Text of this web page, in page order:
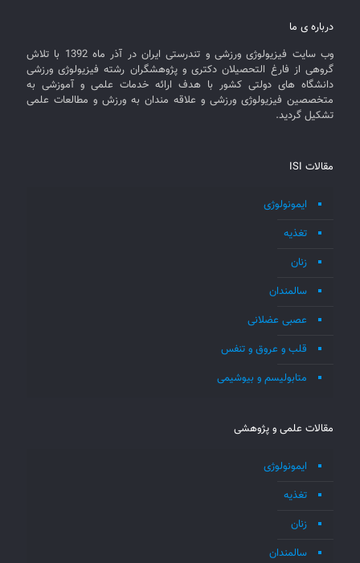
درباره ی ما
وب سایت فیزیولوژی ورزشی و تندرستی ایران در آذر ماه 1392 با تلاش
گروهی از فارغ التحصیلان دکتری و پژوهشگران رشته فیزیولوژی ورزشی
دانشگاه های دولتی کشور با هدف ارائه خدمات علمی و آموزشی به
متخصصین فیزیولوژی ورزشی و علاقه مندان به ورزش و مطالعات علمی
تشکیل گردید.
مقالات ISI
ایمونولوژی
تغذیه
زنان
سالمندان
عصبی عضلانی
قلب و عروق و تنفس
متابولیسم و بیوشیمی
مقالات علمی و پژوهشی
ایمونولوژی
تغذیه
زنان
سالمندان